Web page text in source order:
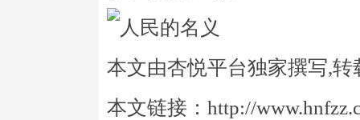
本文由杏悦平台独家撰写,转
本文链接：http://